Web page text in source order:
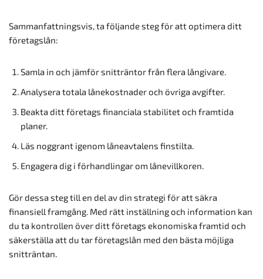
Sammanfattningsvis, ta följande steg för att optimera ditt
företagslån:
Samla in och jämför snitträntor från flera långivare.
Analysera totala lånekostnader och övriga avgifter.
Beakta ditt företags financiala stabilitet och framtida
planer.
Läs noggrant igenom låneavtalens finstilta.
Engagera dig i förhandlingar om lånevillkoren.
Gör dessa steg till en del av din strategi för att säkra
finansiell framgång. Med rätt inställning och information kan
du ta kontrollen över ditt företags ekonomiska framtid och
säkerställa att du tar företagslån med den bästa möjliga
snitträntan.